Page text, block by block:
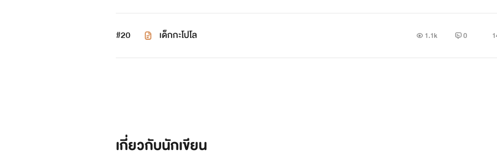
#20 เด็กกะโปโล 1.1k 0
เกี่ยวกับนักเขียน